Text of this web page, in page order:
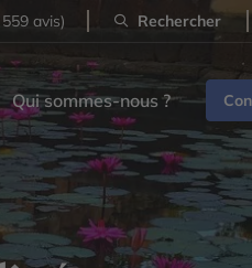
avis) Rechercher
Qui sommes-nous ?